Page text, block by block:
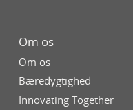
Om os
Om os
Bæredygtighed
Innovating Together